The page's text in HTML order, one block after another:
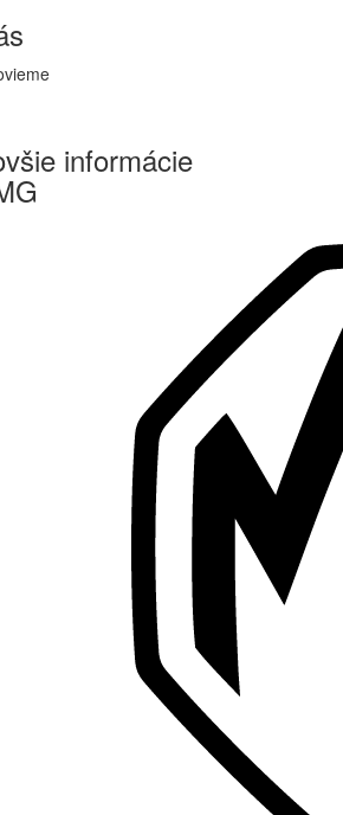
informácie